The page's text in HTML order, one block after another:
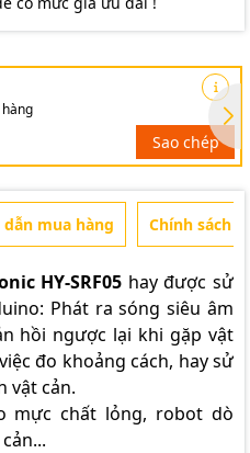
Sao chép
mua hàng Chính sách
HY-SRF05 hay được sử
Phát ra sóng siêu âm
hồi ngược lại khi gặp vật
đo khoảng cách, hay sử
vật cản.
mực chất lỏng, robot dò